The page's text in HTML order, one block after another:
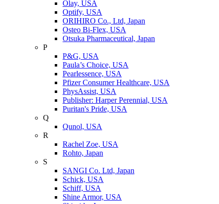
Olay, USA
Optify, USA
ORIHIRO Co., Ltd, Japan
Osteo Bi-Flex, USA
Otsuka Pharmaceutical, Japan
P
P&G, USA
Paula’s Choice, USA
Pearlessence, USA
Pfizer Consumer Healthcare, USA
PhysAssist, USA
Publisher: Harper Perennial, USA
Puritan's Pride, USA
Q
Qunol, USA
R
Rachel Zoe, USA
Rohto, Japan
S
SANGI Co. Ltd, Japan
Schick, USA
Schiff, USA
Shine Armor, USA